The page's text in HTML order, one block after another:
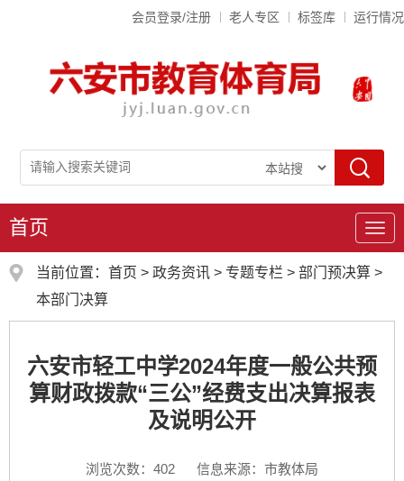
会员登录/注册 老人专区 标签库 运行情况
导
首页
当前位置： 首页 > 政务资讯 > 专题专栏 > 部门预决算 >
本部门决算
六安市轻工中学2024年度一般公共预
算财政拨款“三公”经费支出决算报表
及说明公开
浏览次数： 402
信息来源：市教体局